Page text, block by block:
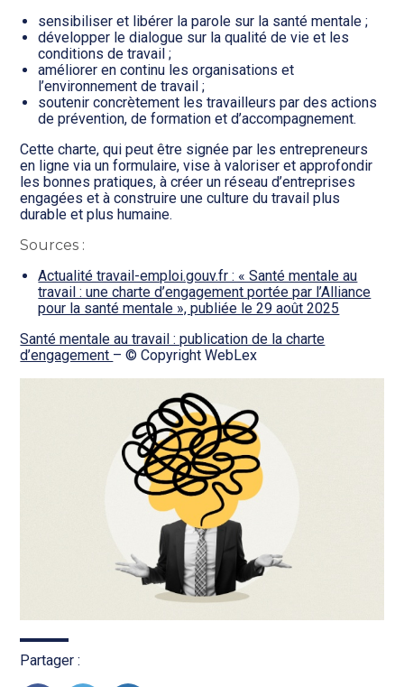
sensibiliser et libérer la parole sur la santé mentale ;
développer le dialogue sur la qualité de vie et les
conditions de travail ;
améliorer en continu les organisations et
l’environnement de travail ;
soutenir concrètement les travailleurs par des actions
de prévention, de formation et d’accompagnement.
Cette charte, qui peut être signée par les entrepreneurs
en ligne via un formulaire, vise à valoriser et approfondir
les bonnes pratiques, à créer un réseau d’entreprises
engagées et à construire une culture du travail plus
durable et plus humaine.
Sources :
Actualité travail-emploi.gouv.fr : « Santé mentale au
travail : une charte d’engagement portée par l’Alliance
pour la santé mentale », publiée le 29 août 2025
Santé mentale au travail : publication de la charte
d’engagement – © Copyright WebLex
Partager :